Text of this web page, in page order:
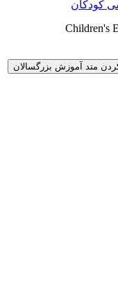
کودکان
Children's
متد آموزش بزرگسالان